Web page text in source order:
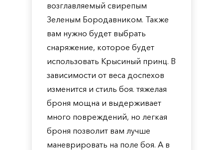
возглавляемый свирепым
Зеленым Бородавником. Также
вам нужно будет выбрать
снаряжение, которое будет
использовать Крысиный принц. В
зависимости от веса доспехов
изменится и стиль боя. тяжелая
броня мощна и выдерживает
много повреждений, но легкая
броня позволит вам лучше
маневрировать на поле боя. А в